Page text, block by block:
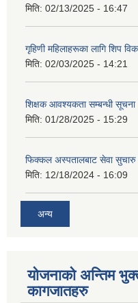
मिति: 02/13/2025 - 16:47
गृहिणी महिलाहरूका लागि शिप
मिति: 02/03/2025 - 14:21
शिक्षक आवश्यकता सम्बन्धी सूचना
मिति: 01/28/2025 - 15:29
फिक्कल अस्पतालबाट सेवा सुचारु
मिति: 12/18/2024 - 16:09
अन्य
योजनाको अन्तिम
कागजातहरु